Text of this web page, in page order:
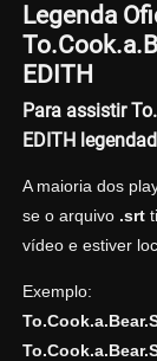
Legenda
EDITH
Para assistir
EDITH
A maioria dos
se o arquivo .srt
vídeo e estiver
Exemplo: